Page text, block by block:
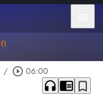
/ play_circle_outline 06:00
headphones chrome_reader_mode bookmark_border